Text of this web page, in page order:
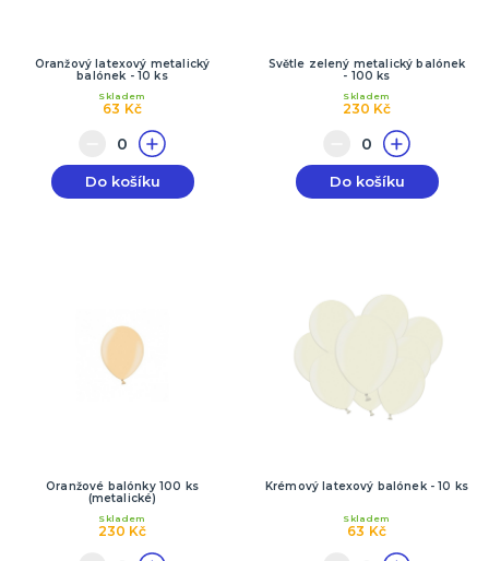
Oranžový latexový metalický
balónek - 10 ks
63 Kč
Skladem
Do košíku
Světle zelený metalický balónek
- 100 ks
230 Kč
Skladem
Do košíku
Oranžové balónky 100 ks
(metalické)
230 Kč
Skladem
Krémový latexový balónek - 10 ks
63 Kč
Skladem